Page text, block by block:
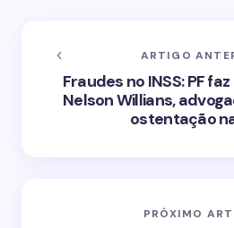
ARTIGO
Fraudes no INSS: PF
Nelson Willians,
ostentação
PRÓXIMO